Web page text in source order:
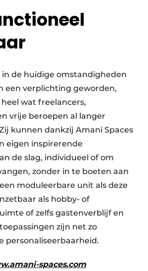
in de huidige omstandigheden
een verplichting geworden,
wat freelancers,
vrije beroepen al langer
kunnen dankzij Amani Spaces
eigen inspirerende
de slag, individueel of om
zonder in te boeten aan
moduleerbare unit als deze
als hobby- of
of zelfs gastenverblijf en
zijn net zo
personaliseerbaarheid.
spaces.com